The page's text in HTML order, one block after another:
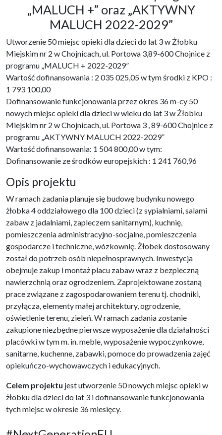
„MALUCH +” oraz „AKTYWNY
MALUCH 2022-2029”
Utworzenie 50 miejsc opieki dla dzieci do lat 3 w Żłobku
Miejskim nr 2 w Chojnicach, ul. Portowa 3,89-600 Chojnice z
programu „MALUCH + 2022-2029”
Wartość dofinansowania : 2 035 025,05 w tym środki z KPO :
1 793 100,00
Dofinansowanie funkcjonowania przez okres 36 m-cy 50
nowych miejsc opieki dla dzieci w wieku do lat 3 w Żłobku
Miejskim nr 2 w Chojnicach, ul. Portowa 3 , 89-600 Chojnice z
programu „AKTYWNY MALUCH 2022-2029”
Wartość dofinansowania: 1 504 800,00 w tym:
Dofinansowanie ze środków europejskich : 1 241 760,96
Opis projektu
W ramach zadania planuje się budowę budynku nowego
żłobka 4 oddziałowego dla 100 dzieci (z sypialniami, salami
zabaw z jadalniami, zapleczem sanitarnym), kuchnię,
pomieszczenia administracyjno-socjalne, pomieszczenia
gospodarcze i techniczne, wózkownię. Żłobek dostosowany
został do potrzeb osób niepełnosprawnych. Inwestycja
obejmuje zakup i montaż placu zabaw wraz z bezpieczną
nawierzchnią oraz ogrodzeniem. Zaprojektowane zostaną
prace związane z zagospodarowaniem terenu tj. chodniki,
przyłącza, elementy małej architektury, ogrodzenie,
oświetlenie terenu, zieleń. W ramach zadania zostanie
zakupione niezbędne pierwsze wyposażenie dla działalności
placówki w tym m. in. meble, wyposażenie wypoczynkowe,
sanitarne, kuchenne, zabawki, pomoce do prowadzenia zajęć
opiekuńczo-wychowawczych i edukacyjnych.
Celem projektu jest utworzenie 50 nowych miejsc opieki w
żłobku dla dzieci do lat 3 i dofinansowanie funkcjonowania
tych miejsc w okresie 36 miesięcy.